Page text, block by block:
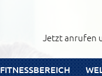
Jetzt anrufen
FITNESSBEREICH